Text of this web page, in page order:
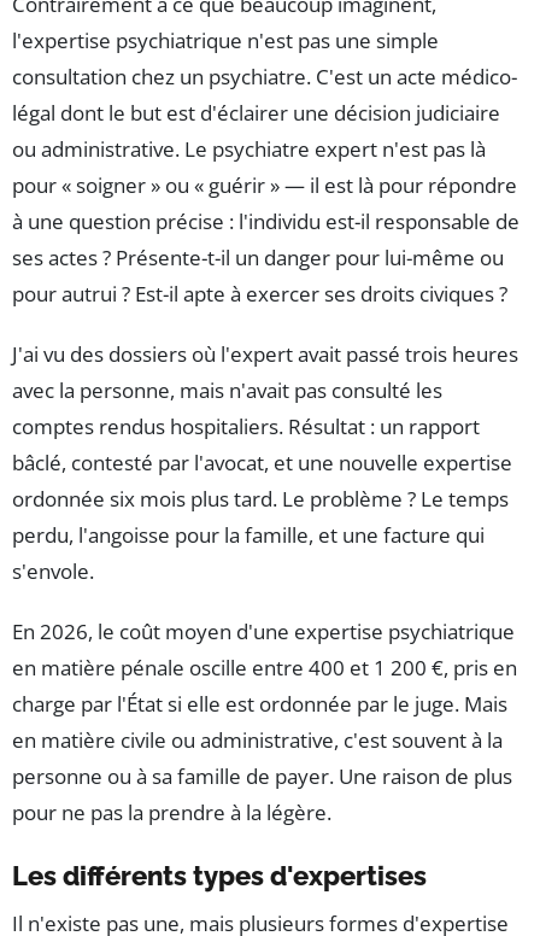
l'expertise psychiatrique n'est pas une simple
consultation chez un psychiatre. C'est un acte médico-
légal dont le but est d'éclairer une décision judiciaire
ou administrative. Le psychiatre expert n'est pas là
pour « soigner » ou « guérir » — il est là pour répondre
à une question précise : l'individu est-il responsable de
ses actes ? Présente-t-il un danger pour lui-même ou
pour autrui ? Est-il apte à exercer ses droits civiques ?
J'ai vu des dossiers où l'expert avait passé trois heures
avec la personne, mais n'avait pas consulté les
comptes rendus hospitaliers. Résultat : un rapport
bâclé, contesté par l'avocat, et une nouvelle expertise
ordonnée six mois plus tard. Le problème ? Le temps
perdu, l'angoisse pour la famille, et une facture qui
s'envole.
En 2026, le coût moyen d'une expertise psychiatrique
en matière pénale oscille entre 400 et 1 200 €, pris en
charge par l'État si elle est ordonnée par le juge. Mais
en matière civile ou administrative, c'est souvent à la
personne ou à sa famille de payer. Une raison de plus
pour ne pas la prendre à la légère.
Les différents types d'expertises
Il n'existe pas une, mais plusieurs formes d'expertise